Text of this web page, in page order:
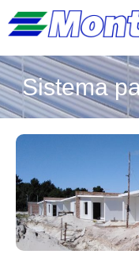
Sistema